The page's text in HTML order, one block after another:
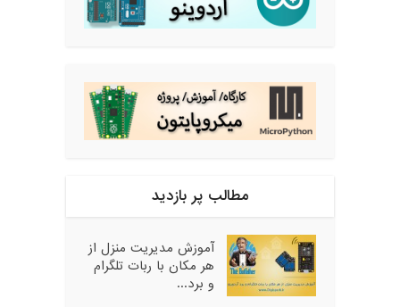
مطالب پر بازدید
آموزش مدیریت منزل از
هر مکان با ربات تلگرام
و برد...